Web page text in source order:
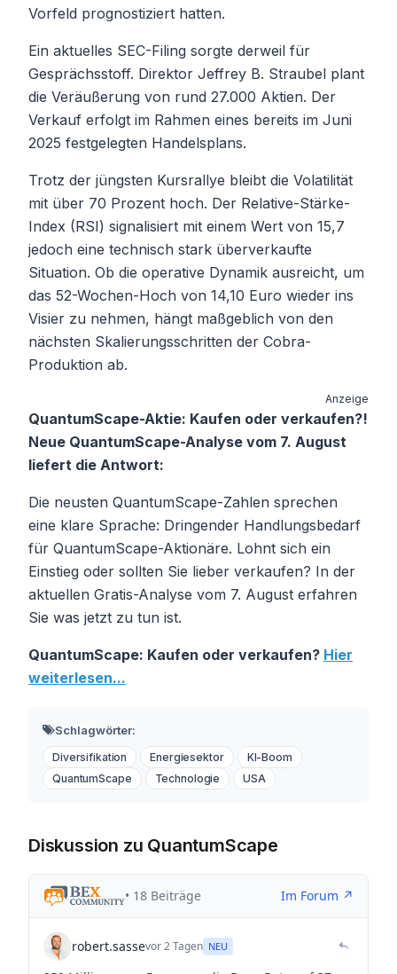
Vorfeld prognostiziert hatten.
Ein aktuelles SEC-Filing sorgte derweil für
Gesprächsstoff. Direktor Jeffrey B. Straubel plant
die Veräußerung von rund 27.000 Aktien. Der
Verkauf erfolgt im Rahmen eines bereits im Juni
2025 festgelegten Handelsplans.
Trotz der jüngsten Kursrallye bleibt die Volatilität
mit über 70 Prozent hoch. Der Relative-Stärke-
Index (RSI) signalisiert mit einem Wert von 15,7
jedoch eine technisch stark überverkaufte
Situation. Ob die operative Dynamik ausreicht, um
das 52-Wochen-Hoch von 14,10 Euro wieder ins
Visier zu nehmen, hängt maßgeblich von den
nächsten Skalierungsschritten der Cobra-
Produktion ab.
Anzeige
QuantumScape-Aktie: Kaufen oder verkaufen?!
Neue QuantumScape-Analyse vom 7. August
liefert die Antwort:
Die neusten QuantumScape-Zahlen sprechen
eine klare Sprache: Dringender Handlungsbedarf
für QuantumScape-Aktionäre. Lohnt sich ein
Einstieg oder sollten Sie lieber verkaufen? In der
aktuellen Gratis-Analyse vom 7. August erfahren
Sie was jetzt zu tun ist.
QuantumScape: Kaufen oder verkaufen? Hier
weiterlesen...
Schlagwörter:
Diversifikation Energiesektor
KI-Boom
QuantumScape
Technologie USA
Diskussion zu QuantumScape